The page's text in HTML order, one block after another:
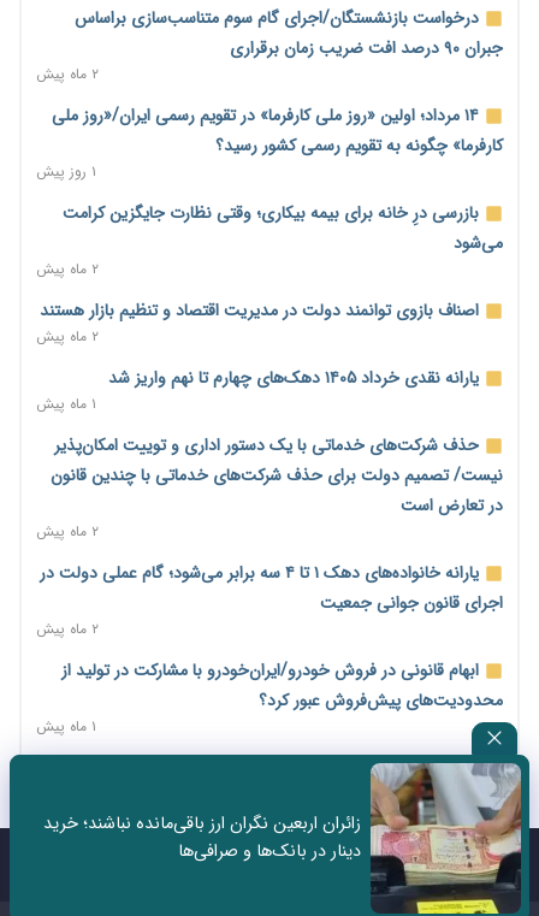
خانه کارگر قزوین: شکاف دستمزد و هزینه معیشت هر روز عمیق‌تر
می‌شود
۱ روز پیش
رئیس سازمان امور مالیاتی: بلاگرهای پردرآمد مشمول پرداخت
مالیات هستند
۱ روز پیش
پیش‌بینی افزایش تولید برنج؛ نیاز وارداتی کشور به ۵۰۰ هزار تن
کاهش می‌یابد
۱ روز پیش
امضای تفاهم‌نامه تجاری ایران و پاکستان؛ هدف‌گذاری تجارت ۱۰
اختیارات جدید گمرکات برای تمدید ورود موقت کالا و خودرو تا
پایان شهریور ابلاغ شد
۱ روز پیش
مرحله سیزدهم کالابرگ در سایه تورم؛ قدرت خرید یارانه یک‌میلیونی
۱۴ مرداد؛ اولین «روز ملی کارفرما» در تقویم رسمی ایران/«روز ملی
کارفرما» چگونه به تقویم رسمی کشور رسید؟
۱ روز پیش
سکه در یک قدمی ۱۸۵ میلیون تومان
۲ روز پیش
تشکل‌ها در مسیر ارتقای تاب‌آوری اعضا برنامه‌ریزی کنند
درخواست بازنشستگان/اجرای گام سوم متناسب‌سازی براساس
جبران ۹۰ درصد افت ضریب زمان برقراری
۲ ماه پیش
۱۴ مرداد؛ اولین «روز ملی کارفرما» در تقویم رسمی ایران/«روز ملی
کارفرما» چگونه به تقویم رسمی کشور رسید؟
۱ روز پیش
بازرسی درِ خانه برای بیمه بیکاری؛ وقتی نظارت جایگزین کرامت
می‌شود
۲ ماه پیش
اصناف بازوی توانمند دولت در مدیریت اقتصاد و تنظیم بازار هستند
۲ ماه پیش
یارانه نقدی خرداد ۱۴۰۵ دهک‌های چهارم تا نهم واریز شد
۱ ماه پیش
حذف شرکت‌های خدماتی با یک دستور اداری و توییت امکان‌پذیر
نیست/ تصمیم دولت برای حذف شرکت‌های خدماتی با چندین قانون
در تعارض است
۲ ماه پیش
یارانه خانواده‌های دهک ۱ تا ۴ سه برابر می‌شود؛ گام عملی دولت در
اجرای قانون جوانی جمعیت
۲ ماه پیش
ابهام قانونی در فروش خودرو/ایران‌خودرو با مشارکت در تولید از
محدودیت‌های پیش‌فروش عبور کرد؟
۱ ماه پیش
سه نماد جدید اخزا در فرابورس پذیرش شد
ثبت نادرست عنوان شغلی، کارگر و کارفرما را با جریمه و شکایت
روبه‌رو می‌کند
زائران اربعین نگران ارز باقی‌مانده نباشند؛ خرید
دینار در بانک‌ها و صرافی‌ها